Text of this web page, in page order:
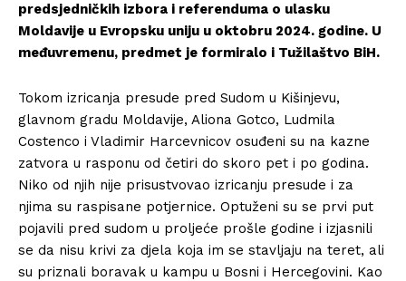
predsjedničkih izbora i referenduma o ulasku
Moldavije u Evropsku uniju u oktobru 2024. godine. U
međuvremenu, predmet je formiralo i Tužilaštvo BiH.
Tokom izricanja presude pred Sudom u Kišinjevu,
glavnom gradu Moldavije, Aliona Gotco, Ludmila
Costenco i Vladimir Harcevnicov osuđeni su na kazne
zatvora u rasponu od četiri do skoro pet i po godina.
Niko od njih nije prisustvovao izricanju presude i za
njima su raspisane potjernice. Optuženi su se prvi put
pojavili pred sudom u proljeće prošle godine i izjasnili
se da nisu krivi za djela koja im se stavljaju na teret, ali
su priznali boravak u kampu u Bosni i Hercegovini. Kao